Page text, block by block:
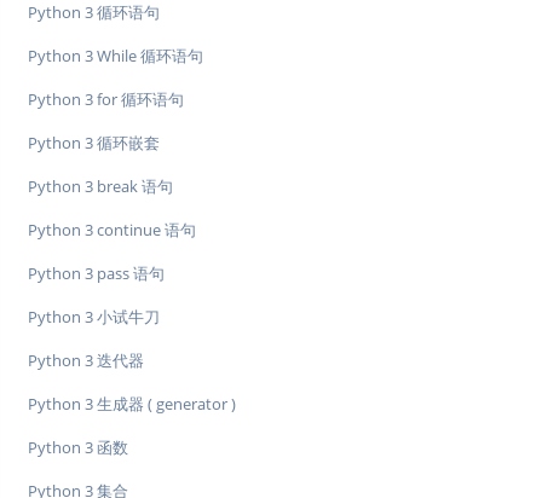
Python 3 循环语句
Python 3 While 循环语句
Python 3 for 循环语句
Python 3 循环嵌套
Python 3 break 语句
Python 3 continue 语句
Python 3 pass 语句
Python 3 小试牛刀
Python 3 迭代器
Python 3 生成器 ( generator )
Python 3 函数
Python 3 集合